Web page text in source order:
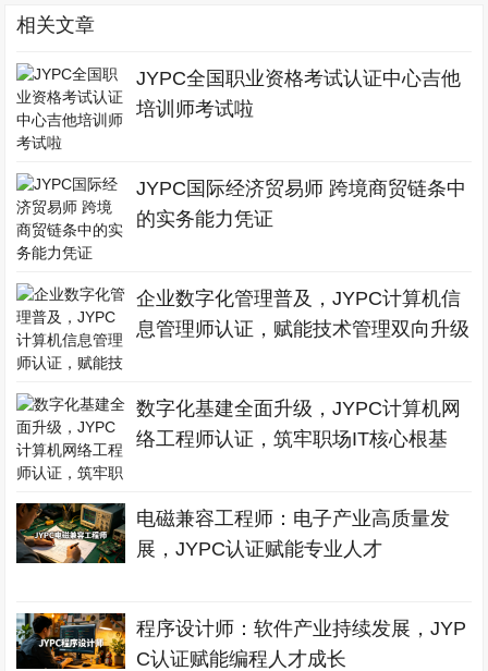
相关文章
JYPC全国职业资格考试认证中心吉他
培训师考试啦
JYPC国际经济贸易师 跨境商贸链条中
的实务能力凭证
企业数字化管理普及，JYPC计算机信
息管理师认证，赋能技术管理双向升级
数字化基建全面升级，JYPC计算机网
络工程师认证，筑牢职场IT核心根基
电磁兼容工程师：电子产业高质量发
展，JYPC认证赋能专业人才
程序设计师：软件产业持续发展，JYP
C认证赋能编程人才成长